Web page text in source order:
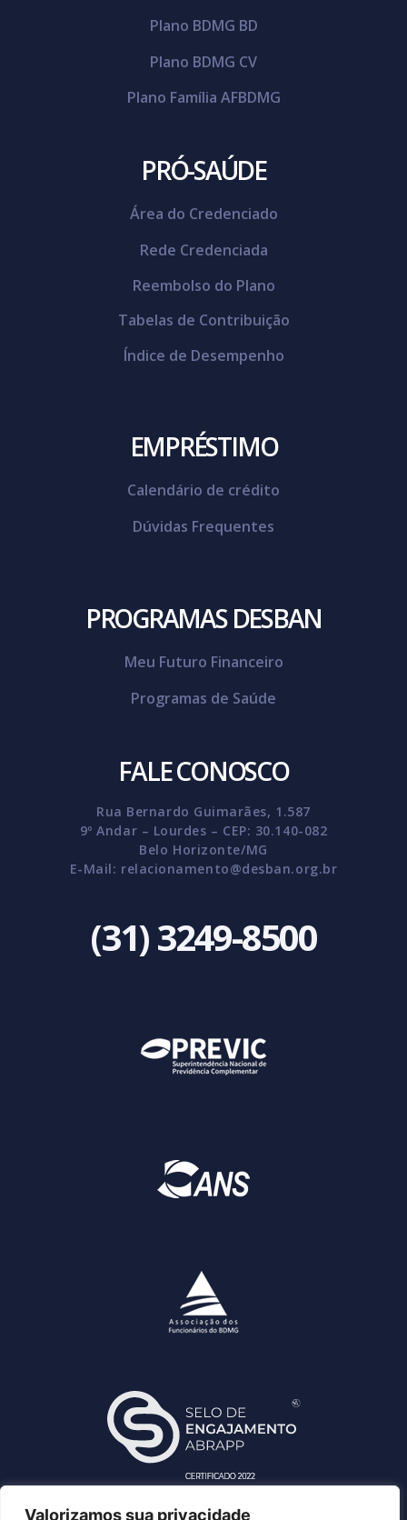
Valorizamos sua privacidade
Plano BDMG BD
Plano BDMG CV
Plano Família AFBDMG
PRÓ-SAÚDE
Área do Credenciado
Rede Credenciada
Reembolso do Plano
Tabelas de Contribuição
Índice de Desempenho
EMPRÉSTIMO
Calendário de crédito
Dúvidas Frequentes
PROGRAMAS DESBAN
Meu Futuro Financeiro
Programas de Saúde
FALE CONOSCO
Rua Bernardo Guimarães, 1.587
9º Andar – Lourdes – CEP: 30.140-082
Belo Horizonte/MG
E-Mail: relacionamento@desban.org.br
(31) 3249-8500